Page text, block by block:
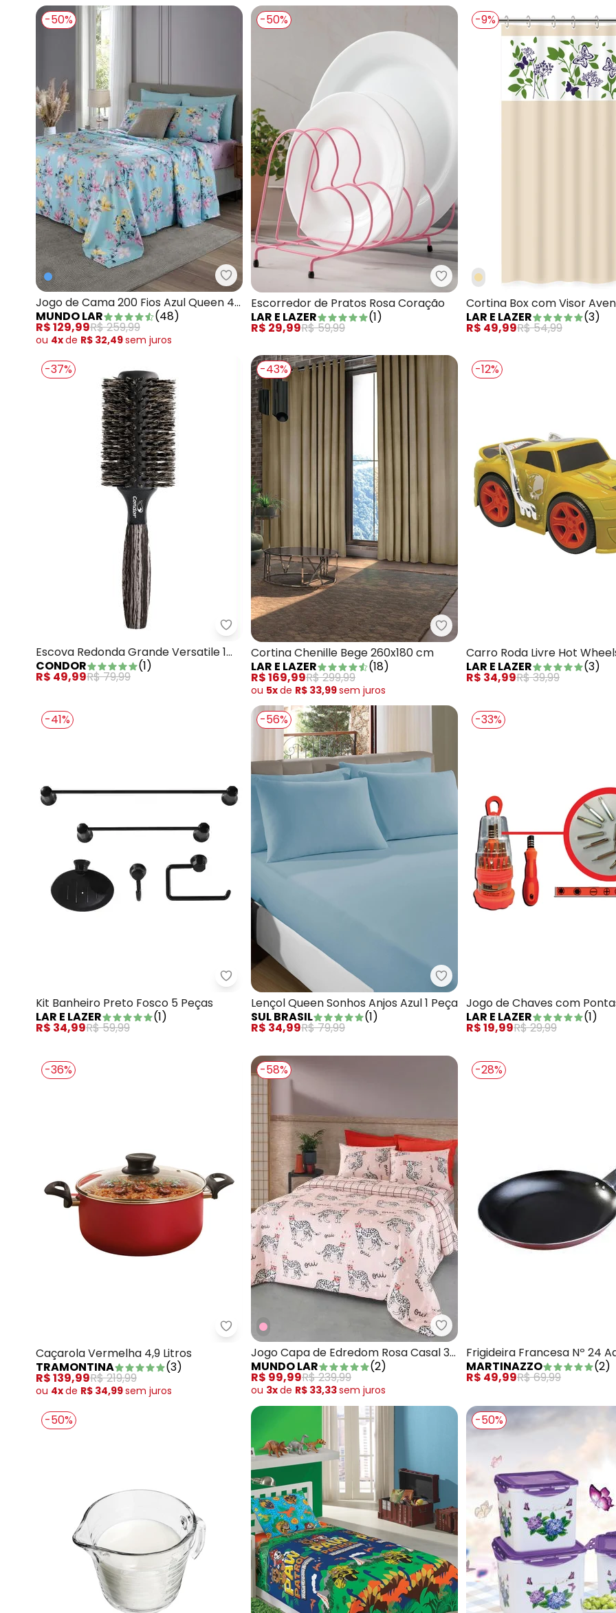
-50%
Mundo Lar - Jogo de Cama 200 Fios Azul Queen 4 Peças
Jogo de Cama 200 Fios Azul Queen 4
Peças
MUNDO LAR (48)
R$ 129,99R$ 259,99
ou 4xde R$ 32,49sem juros
-50%
Lar e Lazer - Escorredor de
Escorredor de Pratos Rosa Coração
LAR E LAZER
(1)
R$ 29,99R$ 59,99
-9%
Cortina Box com Visor
cm
LAR E LAZER (3)
R$ 49,99R$ 54,99
-37%
Condor - Escova Redonda Grande Versatile 1 Peça
Escova Redonda Grande Versatile 1
Peça
CONDOR (1)
R$ 49,99R$ 79,99
-43%
Lar e Lazer - Cortina Chenille
Cortina Chenille Bege 260x180 cm
LAR E LAZER
(18)
R$ 169,99R$ 299,99
ou 5xde R$ 33,99sem juros
-12%
Carro Roda Livre Hot
LAR E LAZER
(3)
R$ 34,99R$ 39,99
-41%
Lar e Lazer - Kit Banheiro Preto Fosco 5 Peças
Kit Banheiro Preto Fosco 5 Peças
LAR E LAZER
(1)
R$ 34,99R$ 59,99
-56%
Sul Brasil - Lençol Queen Sonhos
Lençol Queen Sonhos Anjos Azul 1 Peça
SUL BRASIL
(1)
R$ 34,99R$ 79,99
-33%
Jogo de Chaves com
Precisão
LAR E LAZER (1)
R$ 19,99R$ 29,99
-36%
Tramontina - Caçarola Vermelha 4,9 Litros
Caçarola Vermelha 4,9 Litros
TRAMONTINA
(3)
R$ 139,99R$ 219,99
ou 4xde R$ 34,99sem juros
-58%
Mundo Lar - Jogo Capa de
Jogo Capa de Edredom Rosa Casal 3
Peças
MUNDO LAR (2)
R$ 99,99R$ 239,99
ou 3xde R$ 33,33sem juros
-28%
Frigideira Francesa Nº 24
MARTINAZZO
(2)
R$ 49,99R$ 69,99
-50% -50%
Telefone
Ao enviar o cadastro, você
Privacidade